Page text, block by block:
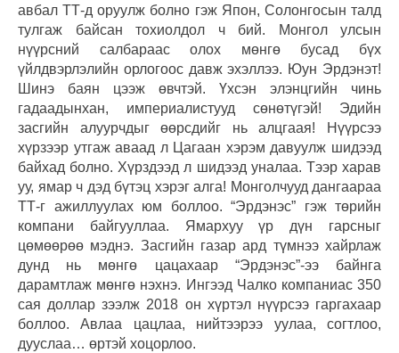
авбал ТТ-д оруулж болно гэж Япон, Солонгосын талд
тулгаж байсан тохиолдол ч бий. Монгол улсын
нүүрсний салбараас олох мөнгө бусад бүх
үйлдвэрлэлийн орлогоос давж эхэллээ. Юун Эрдэнэт!
Шинэ баян цээж өвчтэй. Үхсэн элэнцгийн чинь
гадаадынхан, империалистууд сөнөтүгэй! Эдийн
засгийн алуурчдыг өөрсдийг нь алцгаая! Нүүрсээ
хүрзээр утгаж аваад л Цагаан хэрэм давуулж шидээд
байхад болно. Хүрздээд л шидээд уналаа. Тээр харав
уу, ямар ч дэд бүтэц хэрэг алга! Монголчууд дангаараа
ТТ-г ажиллуулах юм боллоо. “Эрдэнэс” гэж төрийн
компани байгууллаа. Ямархуу үр дүн гарсныг
цөмөөрөө мэднэ. Засгийн газар ард түмнээ хайрлаж
дунд нь мөнгө цацахаар “Эрдэнэс”-ээ байнга
дарамтлаж мөнгө нэхнэ. Ингээд Чалко компаниас 350
сая доллар зээлж 2018 он хүртэл нүүрсээ гаргахаар
боллоо. Авлаа цацлаа, нийтээрээ уулаа, согтлоо,
дууслаа… өртэй хоцорлоо.